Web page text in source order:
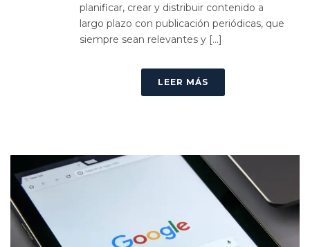
planificar, crear y distribuir contenido a
largo plazo con publicación periódicas, que
siempre sean relevantes y [...]
LEER MÁS